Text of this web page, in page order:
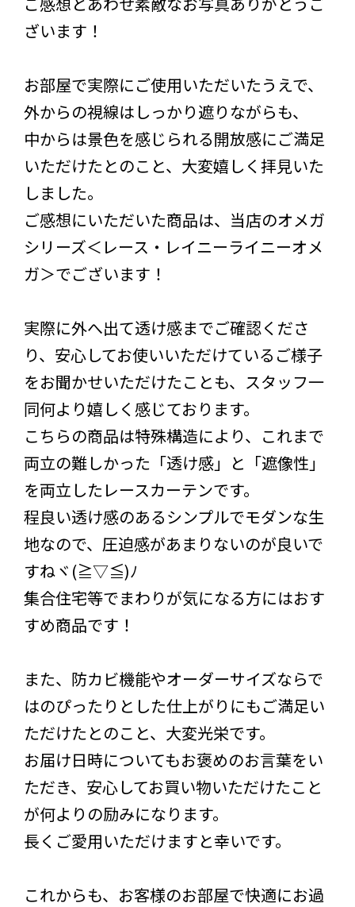
ざいます！
お部屋で実際にご使用いただいたうえで、
外からの視線はしっかり遮りながらも、
中からは景色を感じられる開放感にご満足
いただけたとのこと、大変嬉しく拝見いた
しました。
ご感想にいただいた商品は、当店のオメガ
シリーズ＜レース・レイニーライニーオメ
ガ＞でございます！
実際に外へ出て透け感までご確認くださ
り、安心してお使いいただけているご様子
をお聞かせいただけたことも、スタッフ一
同何より嬉しく感じております。
こちらの商品は特殊構造により、これまで
両立の難しかった「透け感」と「遮像性」
を両立したレースカーテンです。
程良い透け感のあるシンプルでモダンな生
地なので、圧迫感があまりないのが良いで
すねヾ(≧▽≦)ﾉ
集合住宅等でまわりが気になる方にはおす
すめ商品です！
また、防カビ機能やオーダーサイズならで
はのぴったりとした仕上がりにもご満足い
ただけたとのこと、大変光栄です。
お届け日時についてもお褒めのお言葉をい
ただき、安心してお買い物いただけたこと
が何よりの励みになります。
長くご愛用いただけますと幸いです。
これからも、お客様のお部屋で快適にお過